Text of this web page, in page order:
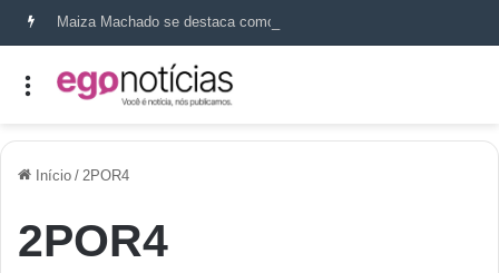
Início / 2POR4
2POR4